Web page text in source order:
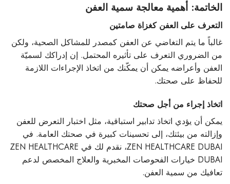
الخاتمة: أهمية معالجة سمية العفن
التعرف على العفن كغزاة صامتين
غالباً ما يتم التغاضي عن العفن كمصدر للمشاكل الصحية، ولكن
من الضروري التعرف على تأثيره المحتمل. إن إدراكك لسميّة
العفن وأعراضه يمكن أن يمكّنك من اتخاذ الإجراءات اللازمة
للحفاظ على صحتك.
اتخاذ إجراء من أجل صحتك
يمكن أن يؤدي اتخاذ تدابير استباقية، مثل اختبار التعرض للعفن
وإزالته من بيئتك، إلى تحسينات كبيرة في صحتك العامة. في
ZEN HEALTHCARE DUBAI، نقدم لك في ZEN HEALTHCARE
DUBAI خيارات الفحوصات المخبرية والعلاج المخصص لدعم
تعافيك من سمية العفن.